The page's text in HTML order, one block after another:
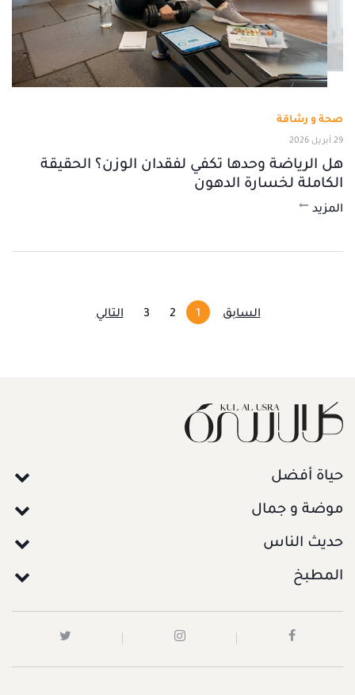
صحة و رشاقة
29 أبريل 2026
هل الرياضة وحدها تكفي لفقدان الوزن؟ الحقيقة
الكاملة لخسارة الدهون
المزيد
السابق 1
2
3 التالي
حياة أفضل
موضة و جمال
حديث الناس
المطبخ